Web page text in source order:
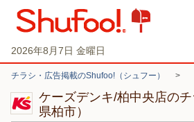
2026年8月7日 金曜日
チラシ・広告掲載のShufoo!（シュフー） >
ケーズデンキ/柏中央店の
県柏市）